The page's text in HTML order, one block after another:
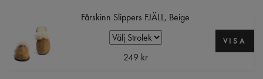
Fårskinn Slippers FJÄLL, Beige
249 kr
VISA